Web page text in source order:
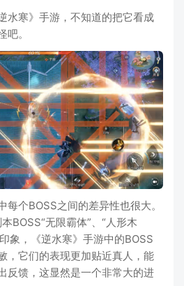
水寒》手游，不知道的把它看成
。
每个BOSS之间的差异性也很大。
BOSS“无限霸体”、“人形木
象，《逆水寒》手游中的BOSS
，它们的表现更加贴近真人，能
反馈，这显然是一个非常大的进